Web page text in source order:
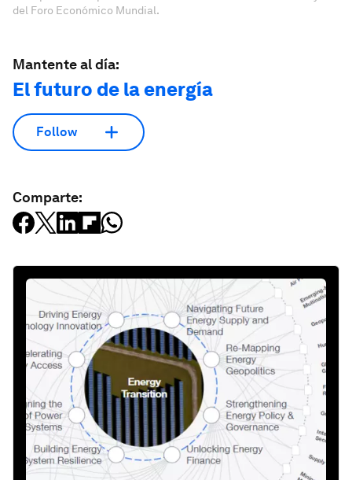
del Foro Económico Mundial.
Mantente al día:
El futuro de la energía
Follow
Comparte: